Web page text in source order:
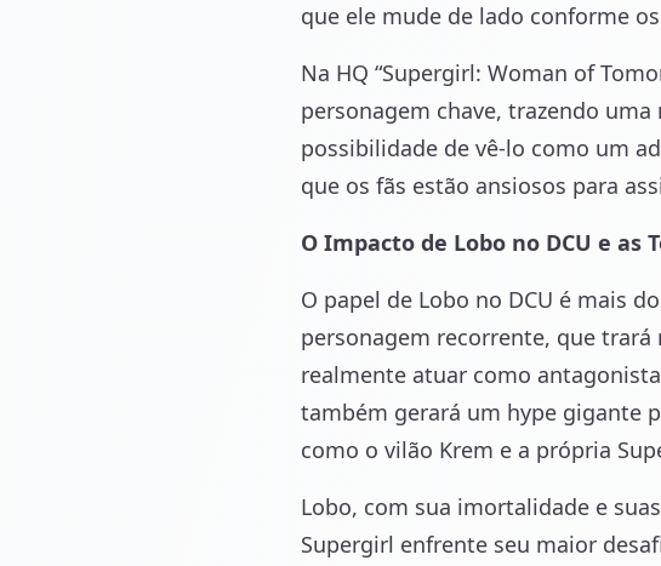
que ele mude de lado conforme
Na HQ “Supergirl: Woman of
personagem chave, trazendo
possibilidade de vê-lo como um
que os fãs estão ansiosos para
O Impacto de Lobo no DCU e as
O papel de Lobo no DCU é mais
personagem recorrente, que trará
realmente atuar como
também gerará um hype gigante
como o vilão Krem e a própria
Lobo, com sua imortalidade e
Supergirl enfrente seu maior